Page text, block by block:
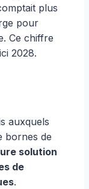
plus
pour
Ce chiffre
2028.
auxquels
bornes de
solution
de
.